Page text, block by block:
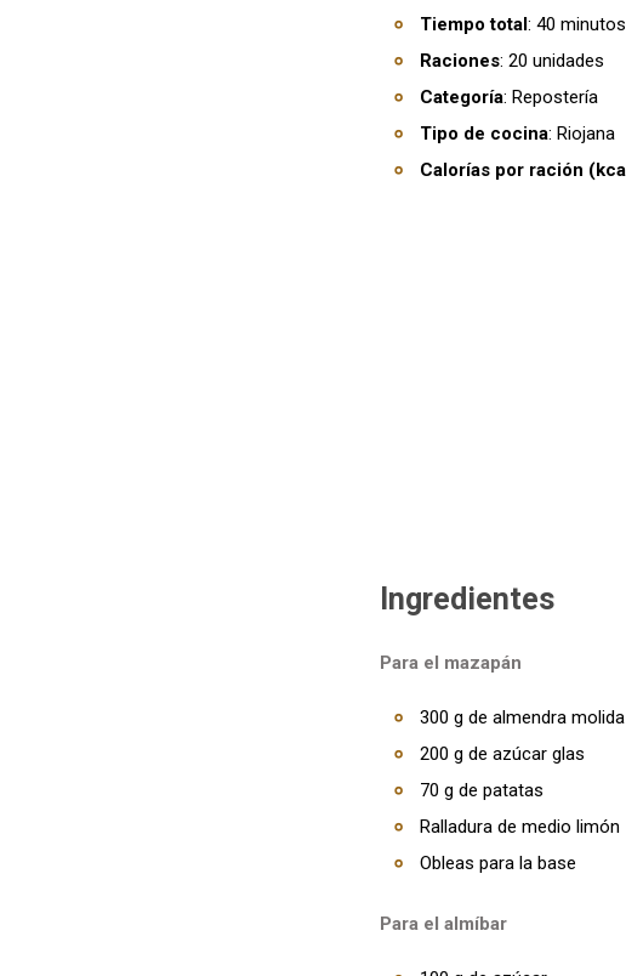
Tiempo total: 40 minutos
Raciones: 20 unidades
Categoría: Repostería
Tipo de cocina: Riojana
Calorías por ración
Ingredientes
Para el mazapán
300 g de almendra molida
200 g de azúcar glas
70 g de patatas
Ralladura de medio limón
Obleas para la base
Para el almíbar